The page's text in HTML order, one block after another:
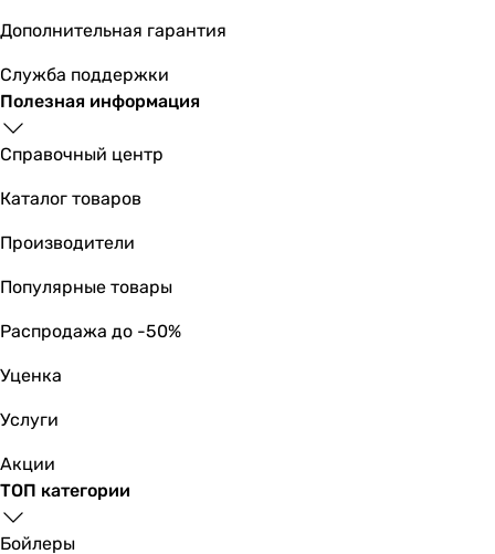
Дополнительная гарантия
Служба поддержки
Полезная информация
Справочный центр
Каталог товаров
Производители
Популярные товары
Распродажа до -50%
Уценка
Услуги
Акции
ТОП категории
Бойлеры